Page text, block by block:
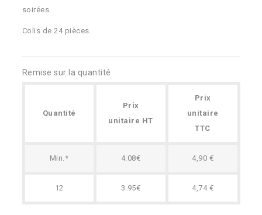
soirées.
Colis de 24 pièces.
Remise sur la quantité
Quantité
Prix
unitaire HT
Prix
unitaire
TTC
Min.* 4.08€ 4,90 €
12 3.95€ 4,74 €